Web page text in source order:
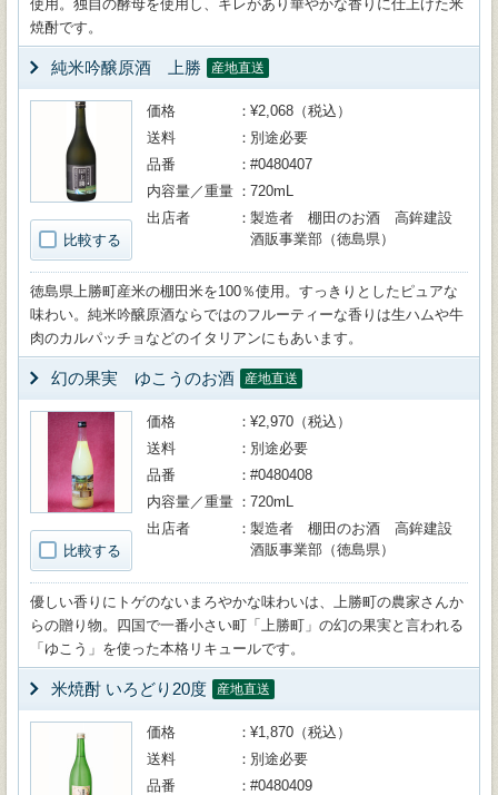
使用。独自の酵母を使用し、キレがあり華やかな香りに仕上げた米
焼酎です。
純米吟醸原酒 上勝 産地直送
比較する
価格
¥2,068（税込）
送料
別途必要
品番
#0480407
内容量／重量
720mL
出店者
製造者 棚田のお酒 高鉾建設
酒販事業部（徳島県）
徳島県上勝町産米の棚田米を100％使用。すっきりとしたピュアな
味わい。純米吟醸原酒ならではのフルーティーな香りは生ハムや牛
肉のカルパッチョなどのイタリアンにもあいます。
幻の果実 ゆこうのお酒 産地直送
比較する
価格
¥2,970（税込）
送料
別途必要
品番
#0480408
内容量／重量
720mL
出店者
製造者 棚田のお酒 高鉾建設
酒販事業部（徳島県）
優しい香りにトゲのないまろやかな味わいは、上勝町の農家さんか
らの贈り物。四国で一番小さい町「上勝町」の幻の果実と言われる
「ゆこう」を使った本格リキュールです。
米焼酎 いろどり20度 産地直送
価格
¥1,870（税込）
送料
別途必要
品番
#0480409